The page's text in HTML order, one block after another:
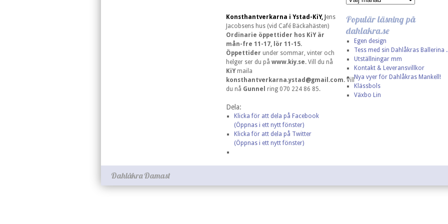
Konsthantverkarna i Ystad-KiY, ens
Jacobsens hus (vid Café Bäckahästen)
Ordinarie öppettider hos KiY är
mån-fre 11-17, lör 11-15.
Öppettider under sommar, vinter och
helger ser du på www.kiy.se. Vill du nå
KiYmaila
konsthantverkarna.ystad@gmail.com. Vill
du nå Gunnel ring 070 224 86 85.
Dela:
Klicka för att dela på Facebook
(Öppnas i ett nytt fönster)
Klicka för att dela på Twitter
(Öppnas i ett nytt fönster)
Populär läsning på
dahlakra.se
Egen design
Tess med sin Dahlåkras Ballerina
Utställningar mm
Kontakt & Leveransvillkor
Nya vyer för Dahlåkras Mankell!
Klässbols
Växbo Lin
Dahlåkra Damast